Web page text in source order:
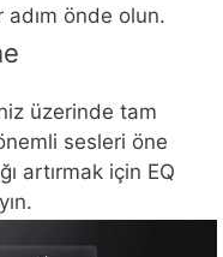
önde olun.
üzerinde tam
sesleri öne
artırmak için EQ